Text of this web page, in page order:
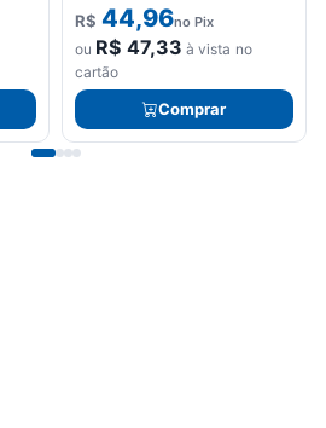
R$ 44,96no Pix
ou R$ 47,33 à vista no
cartão
Comprar